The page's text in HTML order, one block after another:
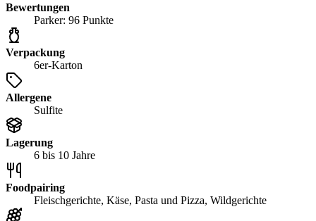
Bewertungen
Parker: 96 Punkte
Verpackung
6er-Karton
Allergene
Sulfite
Lagerung
6 bis 10 Jahre
Foodpairing
Fleischgerichte, Käse, Pasta und Pizza, Wildgerichte